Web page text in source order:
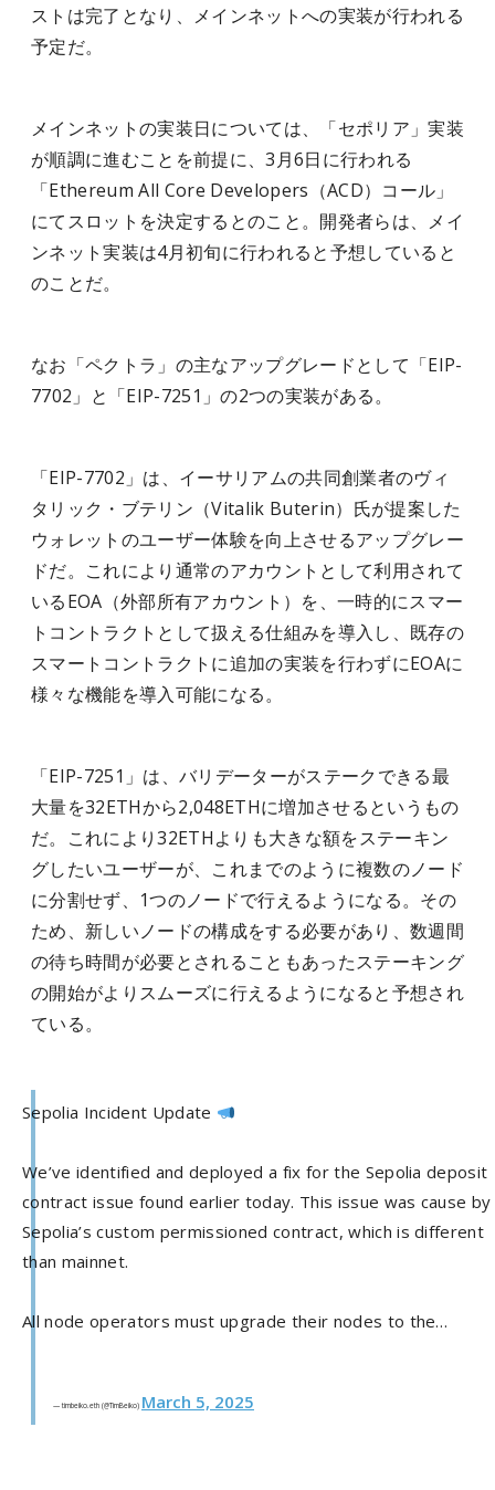
ストは完了となり、メインネットへの実装が行われる
予定だ。
メインネットの実装日については、「セポリア」実装
が順調に進むことを前提に、3月6日に行われる
「Ethereum All Core Developers（ACD）コール」
にてスロットを決定するとのこと。開発者らは、メイ
ンネット実装は4月初旬に行われると予想していると
のことだ。
なお「ペクトラ」の主なアップグレードとして「EIP-
7702」と「EIP-7251」の2つの実装がある。
「EIP-7702」は、イーサリアムの共同創業者のヴィ
タリック・ブテリン（Vitalik Buterin）氏が提案した
ウォレットのユーザー体験を向上させるアップグレー
ドだ。これにより通常のアカウントとして利用されて
いるEOA（外部所有アカウント）を、一時的にスマー
トコントラクトとして扱える仕組みを導入し、既存の
スマートコントラクトに追加の実装を行わずにEOAに
様々な機能を導入可能になる。
「EIP-7251」は、バリデーターがステークできる最
大量を32ETHから2,048ETHに増加させるというもの
だ。これにより32ETHよりも大きな額をステーキン
グしたいユーザーが、これまでのように複数のノード
に分割せず、1つのノードで行えるようになる。その
ため、新しいノードの構成をする必要があり、数週間
の待ち時間が必要とされることもあったステーキング
の開始がよりスムーズに行えるようになると予想され
ている。
Sepolia Incident Update
We’ve identified and deployed a fix for the Sepolia deposit
contract issue found earlier today. This issue was cause by
Sepolia’s custom permissioned contract, which is different
than mainnet.
All node operators must upgrade their nodes to the…
— timbeiko.eth (@TimBeiko) March 5, 2025